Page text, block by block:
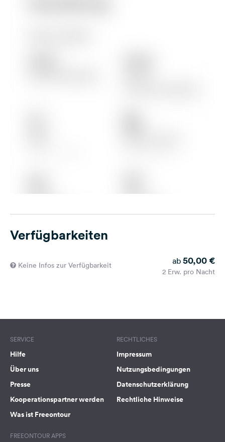
Verfügbarkeiten
Keine Infos zur Verfügbarkeit ab 50,00 €
2 Erw. pro Nacht
SERVICE
Hilfe
Über uns
Presse
Kooperationspartner werden
Was ist Freeontour
RECHTLICHES
Impressum
Nutzungsbedingungen
Datenschutzerklärung
Rechtliche Hinweise
FREEONTOUR APPS